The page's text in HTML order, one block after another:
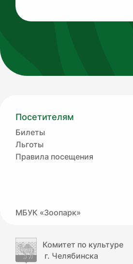
Посетителям
Билеты
Льготы
Правила посещения
МБУК «Зоопарк»
Комитет по культуре
г. Челябинска